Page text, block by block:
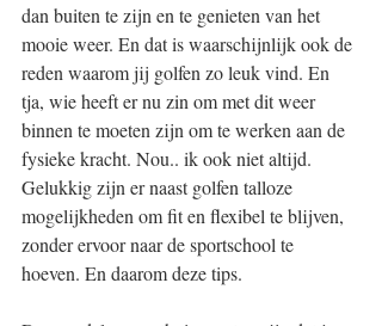
dan buiten te zijn en te genieten van het
mooie weer. En dat is waarschijnlijk ook de
reden waarom jij golfen zo leuk vind. En
tja, wie heeft er nu zin om met dit weer
binnen te moeten zijn om te werken aan de
fysieke kracht. Nou.. ik ook niet altijd.
Gelukkig zijn er naast golfen talloze
mogelijkheden om fit en flexibel te blijven,
zonder ervoor naar de sportschool te
hoeven. En daarom deze tips.